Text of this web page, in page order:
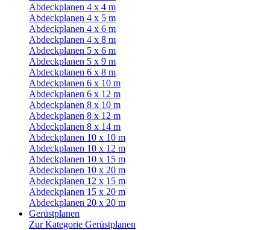
Abdeckplanen 4 x 4 m
Abdeckplanen 4 x 5 m
Abdeckplanen 4 x 6 m
Abdeckplanen 4 x 8 m
Abdeckplanen 5 x 6 m
Abdeckplanen 5 x 9 m
Abdeckplanen 6 x 8 m
Abdeckplanen 6 x 10 m
Abdeckplanen 6 x 12 m
Abdeckplanen 8 x 10 m
Abdeckplanen 8 x 12 m
Abdeckplanen 8 x 14 m
Abdeckplanen 10 x 10 m
Abdeckplanen 10 x 12 m
Abdeckplanen 10 x 15 m
Abdeckplanen 10 x 20 m
Abdeckplanen 12 x 15 m
Abdeckplanen 15 x 20 m
Abdeckplanen 20 x 20 m
Gerüstplanen
Zur Kategorie Gerüstplanen